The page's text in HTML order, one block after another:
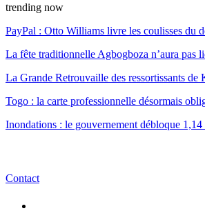
trending now
PayPal : Otto Williams livre les coulisses du
La fête traditionnelle Agbogboza n’aura pas
La Grande Retrouvaille des ressortissants
Togo : la carte professionnelle désormais
Inondations : le gouvernement débloque
Contact